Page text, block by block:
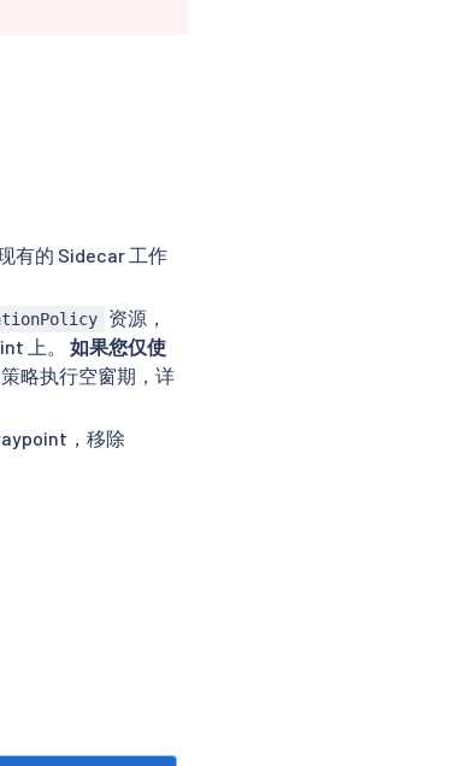
有的 Sidecar 工作
资源，
上。 如果您仅使
略执行空窗期，详
，移除